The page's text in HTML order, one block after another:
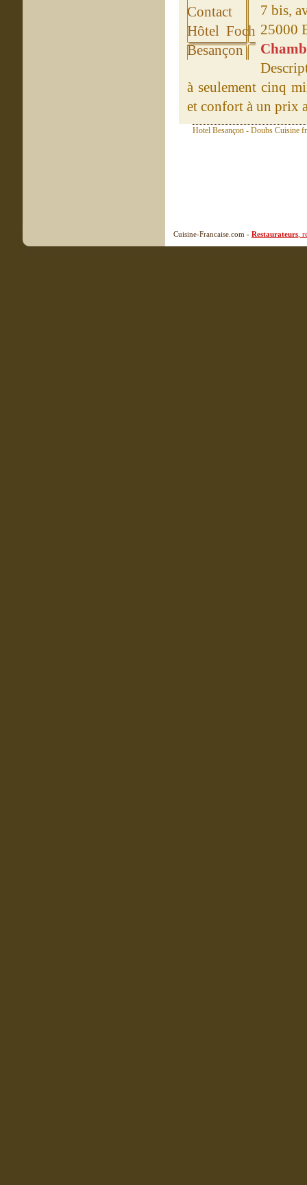
7 bis,
25000
à seulement cinq
et confort à un prix
Hotel Besançon - Doubs Cuisine
Cuisine-Francaise.com - Restaurateurs ,